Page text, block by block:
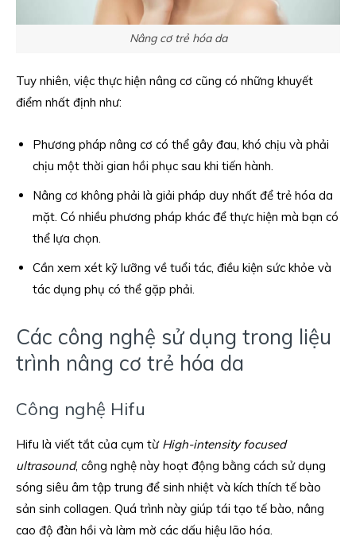
Nâng cơ trẻ hóa da
Tuy nhiên, việc thực hiện nâng cơ cũng có những khuyết
điểm nhất định như:
Phương pháp nâng cơ có thể gây đau, khó chịu và phải
chịu một thời gian hồi phục sau khi tiến hành.
Nâng cơ không phải là giải pháp duy nhất để trẻ hóa da
mặt. Có nhiều phương pháp khác để thực hiện mà bạn có
thể lựa chọn.
Cần xem xét kỹ lưỡng về tuổi tác, điều kiện sức khỏe và
tác dụng phụ có thể gặp phải.
Các công nghệ sử dụng trong liệu
trình nâng cơ trẻ hóa da
Công nghệ Hifu
Hifu là viết tắt của cụm từ High-intensity focused
ultrasound, công nghệ này hoạt động bằng cách sử dụng
sóng siêu âm tập trung để sinh nhiệt và kích thích tế bào
sản sinh collagen. Quá trình này giúp tái tạo tế bào, nâng
cao độ đàn hồi và làm mờ các dấu hiệu lão hóa.